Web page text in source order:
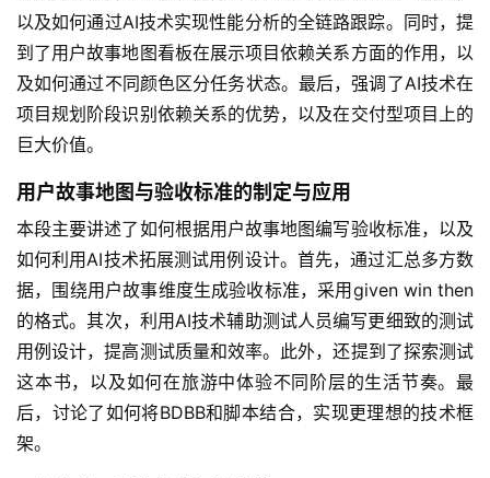
开
源
代
码
常
链
接
以及如何通过AI技术实现性能分析的全链路跟踪。同时，提
到了用户故事地图看板在展示项目依赖关系方面的作用，以
及如何通过不同颜色区分任务状态。最后，强调了AI技术在
项目规划阶段识别依赖关系的优势，以及在交付型项目上的
巨大价值。
用户故事地图与验收标准的制定与应用
本段主要讲述了如何根据用户故事地图编写验收标准，以及
如何利用AI技术拓展测试用例设计。首先，通过汇总多方数
据，围绕用户故事维度生成验收标准，采用given win then
的格式。其次，利用AI技术辅助测试人员编写更细致的测试
用例设计，提高测试质量和效率。此外，还提到了探索测试
这本书，以及如何在旅游中体验不同阶层的生活节奏。最
后，讨论了如何将BDBB和脚本结合，实现更理想的技术框
架。